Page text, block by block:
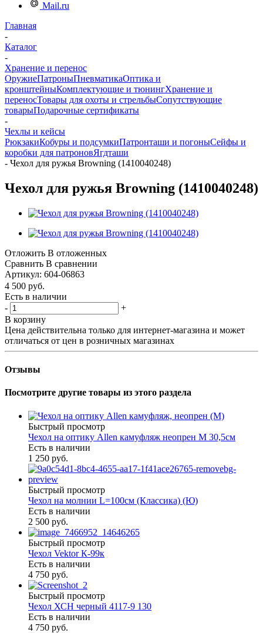
Mail.ru
Главная
-
Каталог
-
Хранение и перенос
ОружиеПатроныПневматикаОптика и
кронштейныКомплектующие и тюнингХранение и
переносТовары для охоты и стрельбыСопутствующие
товарыПодарочные сертификаты
-
Чехлы и кейсы
РюкзакиКобуры и подсумкиПатронташи и погоныСейфы и
коробки для патроновЯгдташи
- Чехол для ружья Browning (1410040248)
Чехол для ружья Browning (1410040248)
Отложить В отложенных
Сравнить В сравнении
Артикул: 604-06863
4 500 руб.
Есть в наличии
-
+
В корзину
Цена действительна только для интернет-магазина и может
отличаться от цен в розничных магазинах
Отзывы
Посмотрите другие товары из этого раздела
Быстрый просмотр
Чехол на оптику Allen камуфляж неопрен M 30,5см
Есть в наличии
1 250 руб.
Быстрый просмотр
Чехол на молнии L=100см (Классика) (Ю)
Есть в наличии
2 500 руб.
Быстрый просмотр
Чехол Vektor К-99к
Есть в наличии
4 750 руб.
Быстрый просмотр
Чехол ХСН черный 4117-9 130
Есть в наличии
4 750 руб.